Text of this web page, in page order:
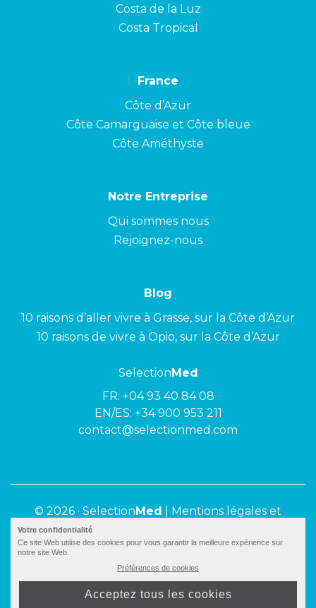
Costa de la Luz
Costa Tropical
France
Côte d’Azur
Côte Camarguaise et Côte bleue
Côte Améthyste
Notre Entreprise
Qui sommes nous
Rejoignez-nous
Blog
10 raisons d’aller vivre à Grasse, sur la Côte d’Azur
10 raisons de vivre à Opio, sur la Côte d’Azur
SelectionMed
FR: +04 93 40 84 08
EN/ES: +34 900 953 211
contact@selectionmed.com
© 2026 · SelectionMed
Mentions légales et
politique de confidentialité
Votre confidentialité
Ce site Web utilise des cookies pour vous garantir la meilleure expérience sur
notre site Web.
Préférences de cookies
Acceptez tous les cookies